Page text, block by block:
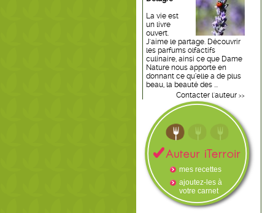
La vie est
un livre
ouvert.
J'aime le partage. Découvrir
les parfums olfactifs
culinaire, ainsi ce que Dame
Nature nous apporte en
donnant ce qu’elle a de plus
beau, la beauté des ...
Contacter l'auteur >>
mes recettes
ajoutez-les à
votre carnet